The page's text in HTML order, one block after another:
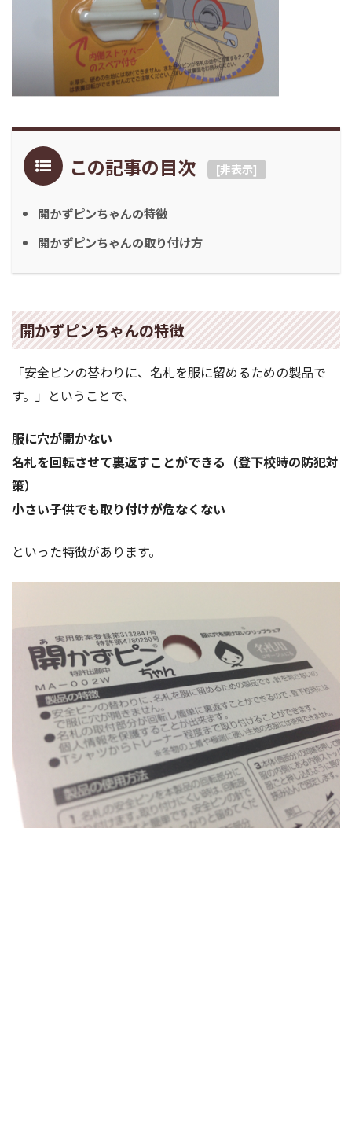
この記事の目次 [非表示]
開かずピンちゃんの特徴
開かずピンちゃんの取り付け方
開かずピンちゃんの特徴
「安全ピンの替わりに、名札を服に留めるための製品で
す。」ということで、
服に穴が開かない
名札を回転させて裏返すことができる（登下校時の防犯対
策）
小さい子供でも取り付けが危なくない
といった特徴があります。